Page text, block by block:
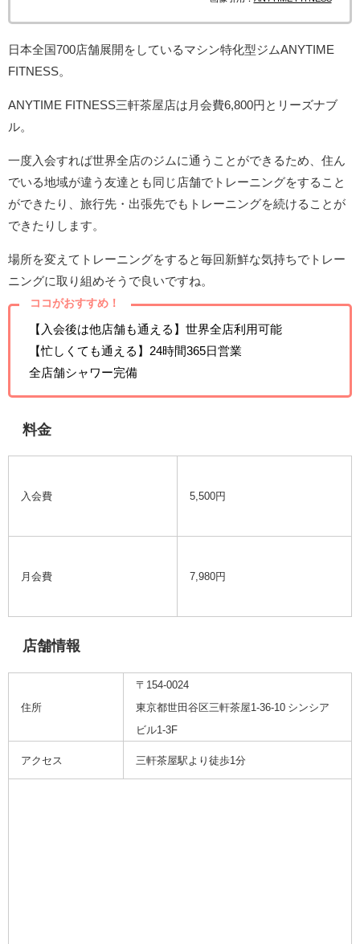
日本全国 700店舗展開をしているマシン特化型ジムANYTIME
FITNESS。
ANYTIME FITNESS三軒茶屋 店は 月会費6,800円とリーズナブ
ル。
一度入会すれば世界全店のジムに通うことができるため、住ん
でいる地域が違う友達とも同じ店舗でトレーニングをすること
ができたり、旅行先・出張先でもトレーニングを続けることが
できたりします。
場所を変えてトレーニングをすると毎回新鮮な気持ちでトレー
ニングに取り組めそうで良いですね。
ココがおすすめ！
【入会後は他店舗も通える】世界全店利用可能
【忙しくても通える】 24時間365日営業
全店舗シャワー完備
料金
入会費 5,500円
月会費 7,980円
店舗情報
住所
〒154-0024
東京都世田谷区三軒茶屋1-36-10 シンシア
ビル1-3F
アクセス 三軒茶屋駅より徒歩1分